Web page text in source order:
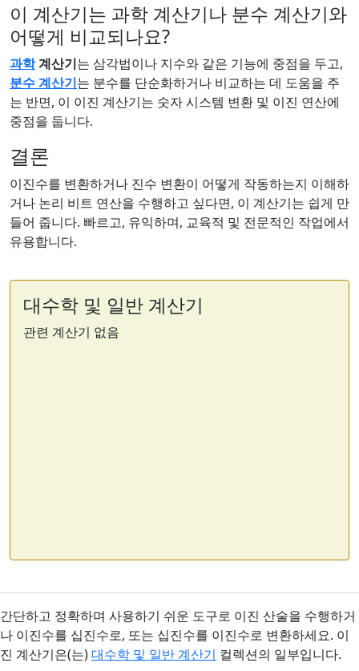
이 계산기는 과학 계산기나 분수 계산기와
어떻게 비교되나요?
과학계산기는 삼각법이나 지수와 같은 기능에 중점을 두고,
분수 계산기는 분수를 단순화하거나 비교하는 데 도움을 주
는 반면, 이 이진 계산기는 숫자 시스템 변환 및 이진 연산에
중점을 둡니다.
결론
이진수를 변환하거나 진수 변환이 어떻게 작동하는지 이해하
거나 논리 비트 연산을 수행하고 싶다면, 이 계산기는 쉽게 만
들어 줍니다. 빠르고, 유익하며, 교육적 및 전문적인 작업에서
유용합니다.
대수학 및 일반 계산기
관련 계산기 없음
간단하고 정확하며 사용하기 쉬운 도구로 이진 산술을 수행하거
나 이진수를 십진수로, 또는 십진수를 이진수로 변환하세요. 이
진 계산기은(는)대수학 및 일반 계산기 컬렉션의 일부입니다.